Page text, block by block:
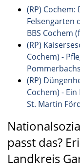
(RP)
Felsengarten
BBS Cochem
(RP)
Cochem) -
(RP)
Cochem) -
St. Martin
passt das?
Landkreis